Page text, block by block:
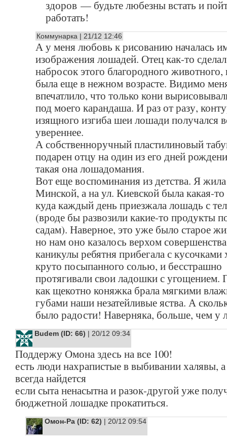
здоров — будьте любезны встать и
работать!
Коммунарка | 21/12 12:46
А у меня любовь к рисованию началась
изображения лошадей. Отец как-то сделал
набросок этого благородного животного,
была еще в нежном возрасте. Видимо
впечатлило, что только кони
под моего карандаша. И раз от разу,
изящного изгиба шеи лошади получался
увереннее.
А собственноручный пластилиновый
подарен отцу на один из его дней
такая она лошадомания.
Вот еще воспоминания из детства. Я
Минской, а на ул. Киевской была какая-то
куда каждый день приезжала лошадь с
(вроде бы развозили какие-то продукты
садам). Наверное, это уже было старое
но нам оно казалось верхом
каникулы ребятня прибегала с кусочками
круто посыпанного солью, и бесстрашно
протягивали свои ладошки с
как щекотно коняжка брала мягкими
губами наши незатейливые яства. А
было радости! Наверняка, больше, чем у
Budem (ID: 66) | 20/12 09:34
Поддержу Омона здесь на все 100!
есть люди нахрапистые в выбивании халявы,
всегда найдется
если сыта ненасытна и разок-другой уже
бюджетной лошадке прокатиться.
Омон-Ра (ID: 62) | 20/12 09:54